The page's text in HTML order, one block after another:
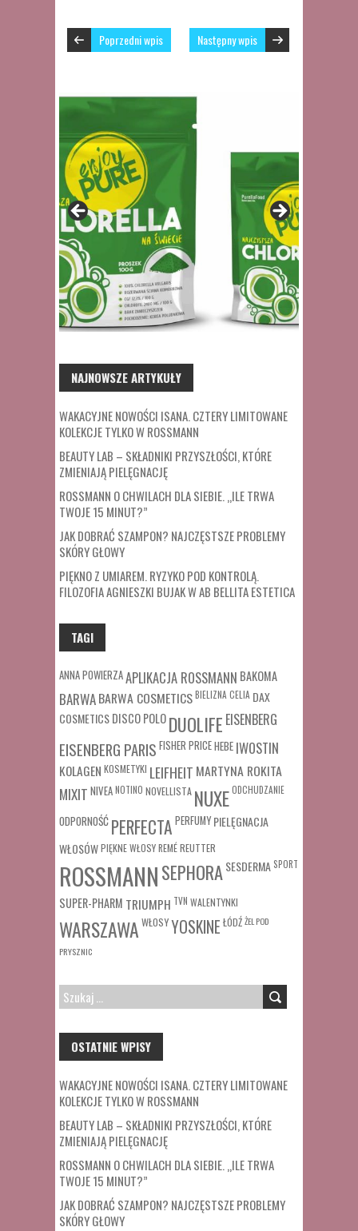
Poprzedni wpis Następny wpis
NAJNOWSZE ARTYKUŁY
WAKACYJNE NOWOŚCI ISANA. CZTERY LIMITOWANE
KOLEKCJE TYLKO W ROSSMANN
BEAUTY LAB – SKŁADNIKI PRZYSZŁOŚCI, KTÓRE
ZMIENIAJĄ PIELĘGNACJĘ
ROSSMANN O CHWILACH DLA SIEBIE. „ILE TRWA
TWOJE 15 MINUT?”
JAK DOBRAĆ SZAMPON? NAJCZĘSTSZE PROBLEMY
SKÓRY GŁOWY
PIĘKNO Z UMIAREM. RYZYKO POD KONTROLĄ.
FILOZOFIA AGNIESZKI BUJAK W AB BELLITA ESTETICA
TAGI
ANNA POWIERZAAPLIKACJA ROSSMANN BAKOMA
BARWABARWA COSMETICSBIELIZNA CELIA DAX
COSMETICSDISCO POLODUOLIFE EISENBERG
EISENBERG PARIS FISHER PRICEHEBE IWOSTIN
KOLAGEN KOSMETYKI LEIFHEIT MARTYNA ROKITA
MIXIT NIVEANOTINO NOVELLISTA NUXEODCHUDZANIE
ODPORNOŚĆ PERFECTA PERFUMY PIELĘGNACJA
WŁOSÓWPIĘKNE WŁOSYREMÉREUTTER
ROSSMANNSEPHORASESDERMA SPORT
SUPER-PHARM TRIUMPH TVN WALENTYNKI
WARSZAWA WŁOSYYOSKINE ŁÓDŹŻEL POD
PRYSZNIC
SZUKAJ:
OSTATNIE WPISY
WAKACYJNE NOWOŚCI ISANA. CZTERY LIMITOWANE
KOLEKCJE TYLKO W ROSSMANN
BEAUTY LAB – SKŁADNIKI PRZYSZŁOŚCI, KTÓRE
ZMIENIAJĄ PIELĘGNACJĘ
ROSSMANN O CHWILACH DLA SIEBIE. „ILE TRWA
TWOJE 15 MINUT?”
JAK DOBRAĆ SZAMPON? NAJCZĘSTSZE PROBLEMY
SKÓRY GŁOWY